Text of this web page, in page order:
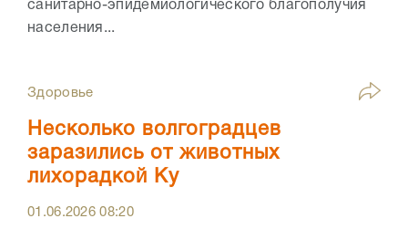
санитарно-эпидемиологического благополучия
населения...
Здоровье
Несколько волгоградцев
заразились от животных
лихорадкой Ку
01.06.202608:20